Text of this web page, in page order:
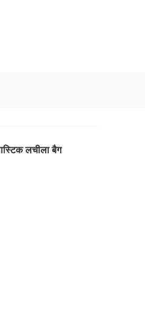
लचीला बैग